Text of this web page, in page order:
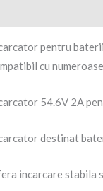
pentru
cu
54.6V 2A
destinat
incarcare stabila